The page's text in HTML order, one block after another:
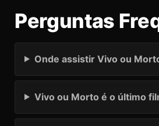
Perguntas
Onde assistir Vivo ou
Vivo ou Morto é o último